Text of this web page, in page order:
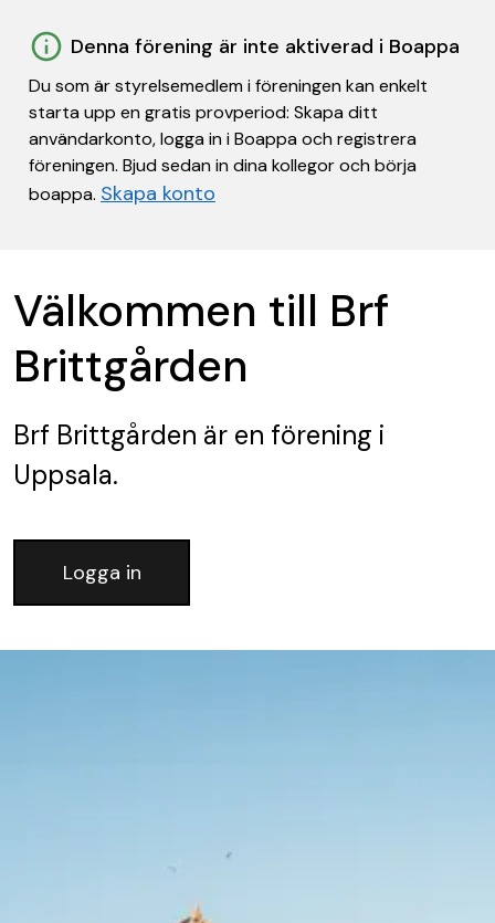
Denna förening är inte aktiverad i Boappa
Du som är styrelsemedlem i föreningen kan enkelt
starta upp en gratis provperiod: Skapa ditt
användarkonto, logga in i Boappa och registrera
föreningen. Bjud sedan in dina kollegor och börja
boappa. Skapa konto
Välkommen till Brf
Brittgården
Brf Brittgården är en förening i
Uppsala.
Logga in